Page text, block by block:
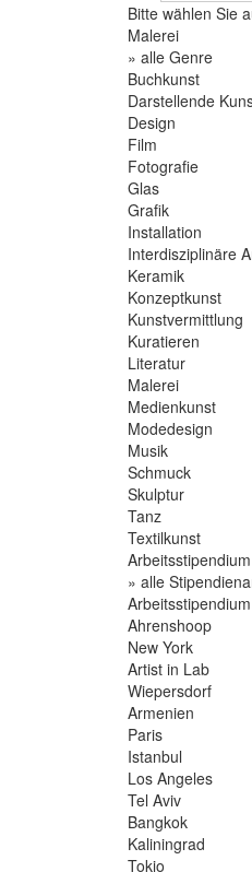
Bitte wählen Sie
Malerei
» alle Genre
Buchkunst
Darstellende
Design
Film
Fotografie
Glas
Grafik
Installation
Interdisziplinäre
Keramik
Konzeptkunst
Kunstvermittlung
Kuratieren
Literatur
Malerei
Medienkunst
Modedesign
Musik
Schmuck
Skulptur
Tanz
Textilkunst
Arbeitsstipendium
» alle
Arbeitsstipendium
Ahrenshoop
New York
Artist in Lab
Wiepersdorf
Armenien
Paris
Istanbul
Los Angeles
Tel Aviv
Bangkok
Kaliningrad
Tokio